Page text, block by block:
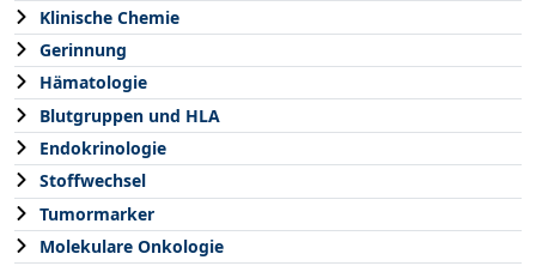
Klinische Chemie
Gerinnung
Hämatologie
Blutgruppen und HLA
Endokrinologie
Stoffwechsel
Tumormarker
Molekulare Onkologie